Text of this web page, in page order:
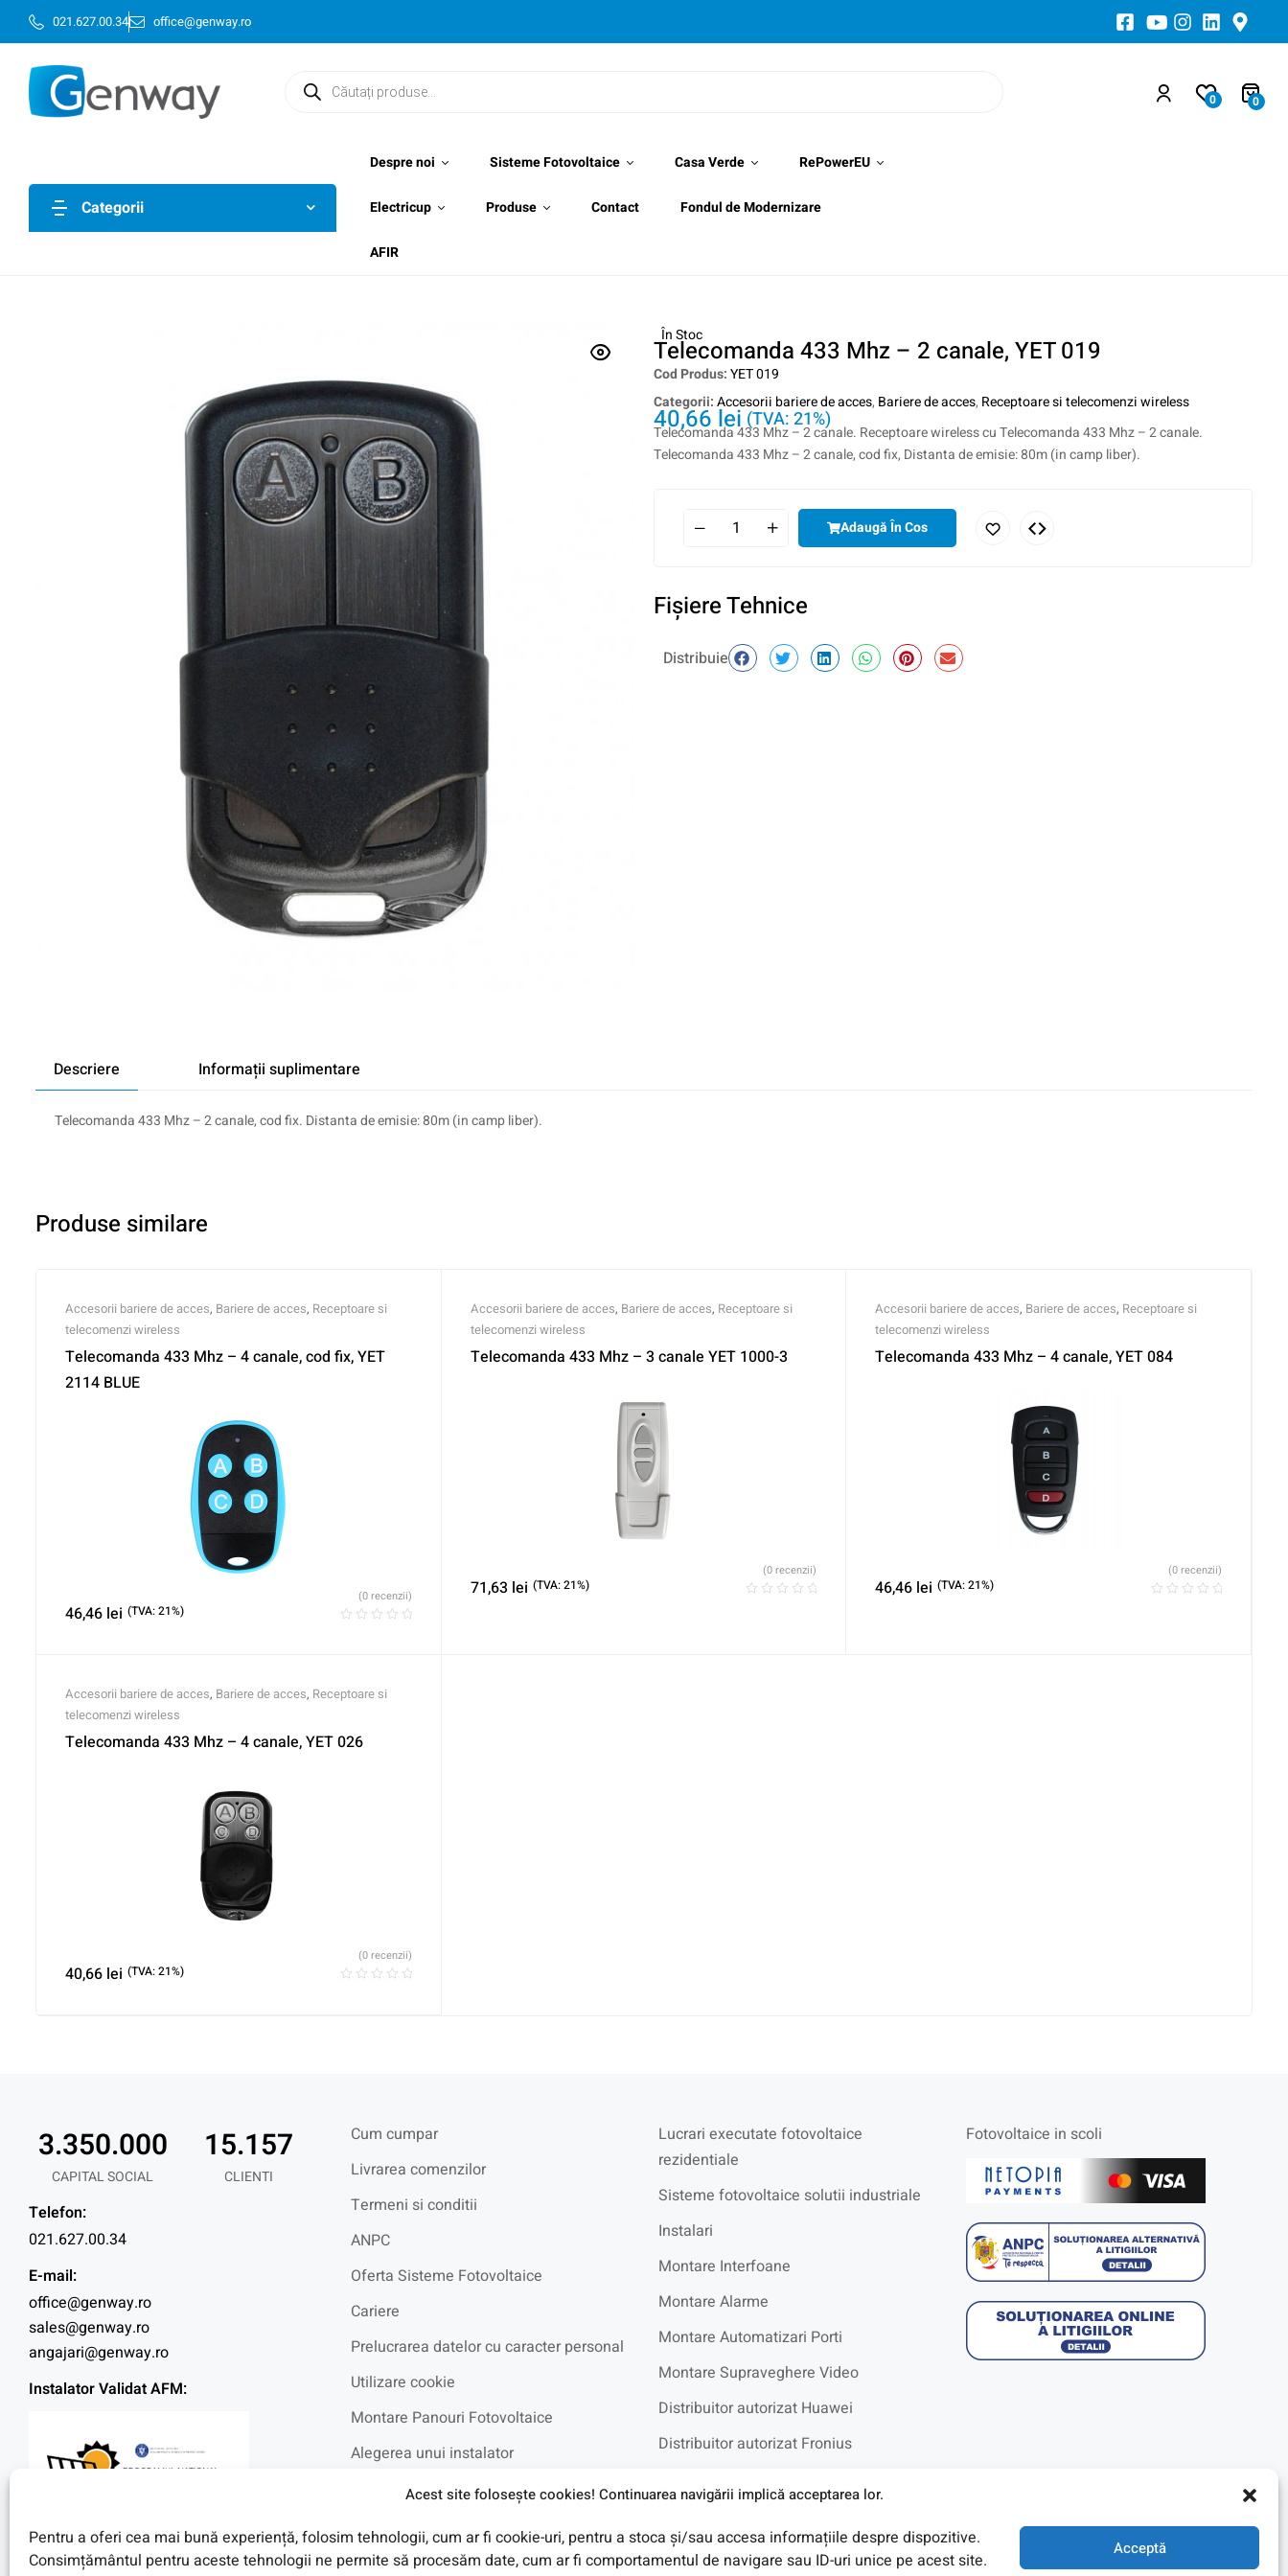
Acest site foloseşte cookies! Continuarea navigării implică acceptarea lor.
Pentru a oferi cea mai bună experiență, folosim tehnologii, cum ar fi cookie-uri, pentru a stoca și/sau accesa informațiile despre dispozitive.
Consimțământul pentru aceste tehnologii ne permite să procesăm date, cum ar fi comportamentul de navigare sau ID-uri unice pe acest site.
Acceptă
021.627.00.34 office@genway.ro
0 0
Categorii
Despre noi Sisteme Fotovoltaice Casa Verde RePowerEU
Electricup Produse Contact Fondul de Modernizare
AFIR
În Stoc
Telecomanda 433 Mhz – 2 canale, YET 019
Cod Produs:YET 019
Categorii:Accesorii bariere de acces, Bariere de acces, Receptoare si telecomenzi wireless
40,66 lei (TVA: 21%)
Telecomanda 433 Mhz – 2 canale. Receptoare wireless cu Telecomanda 433 Mhz – 2 canale.
Telecomanda 433 Mhz – 2 canale, cod fix, Distanta de emisie: 80m (in camp liber).
Adaugă În Cos
Fişiere Tehnice
Distribuie
Descriere Informații suplimentare
Telecomanda 433 Mhz – 2 canale, cod fix. Distanta de emisie: 80m (in camp liber).
Produse similare
Accesorii bariere de acces, Bariere de acces, Receptoare si
telecomenzi wireless
Telecomanda 433 Mhz – 4 canale, cod fix, YET
2114 BLUE
46,46 lei (TVA: 21%)
(0 recenzii)
Accesorii bariere de acces, Bariere de acces, Receptoare si
telecomenzi wireless
Telecomanda 433 Mhz – 3 canale YET 1000-3
71,63 lei (TVA: 21%)
(0 recenzii)
Accesorii bariere de acces, Bariere de acces, Receptoare si
telecomenzi wireless
Telecomanda 433 Mhz – 4 canale, YET 084
46,46 lei (TVA: 21%)
(0 recenzii)
Accesorii bariere de acces, Bariere de acces, Receptoare si
telecomenzi wireless
Telecomanda 433 Mhz – 4 canale, YET 026
40,66 lei (TVA: 21%)
(0 recenzii)
CAPITAL SOCIAL
3.350.000
CLIENTI
15.157
Telefon:
021.627.00.34
E-mail:
office@genway.ro
sales@genway.ro
angajari@genway.ro
Instalator Validat AFM:
Cum cumpar
Livrarea comenzilor
Termeni si conditii
ANPC
Oferta Sisteme Fotovoltaice
Cariere
Prelucrarea datelor cu caracter personal
Utilizare cookie
Montare Panouri Fotovoltaice
Alegerea unui instalator
Intrebari frecvente
Fotovoltaice in Rate UniCredit
Lucrari executate fotovoltaice
rezidentiale
Sisteme fotovoltaice solutii industriale
Instalari
Montare Interfoane
Montare Alarme
Montare Automatizari Porti
Montare Supraveghere Video
Distribuitor autorizat Huawei
Distribuitor autorizat Fronius
Fotovoltaice in scoli